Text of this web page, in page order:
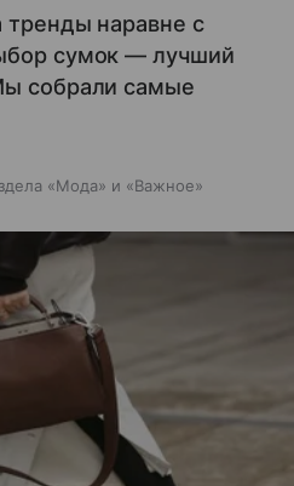
тренды наравне с
сумок — лучший
собрали самые
«Мода» и «Важное»